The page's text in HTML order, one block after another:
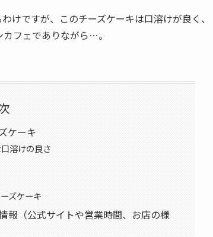
けですが、 このチーズケーキは口溶けが良く、
カフェでありながら…。
ケーキ
溶けの良さ
ズケーキ
報（公式サイトや営業時間、お店の様